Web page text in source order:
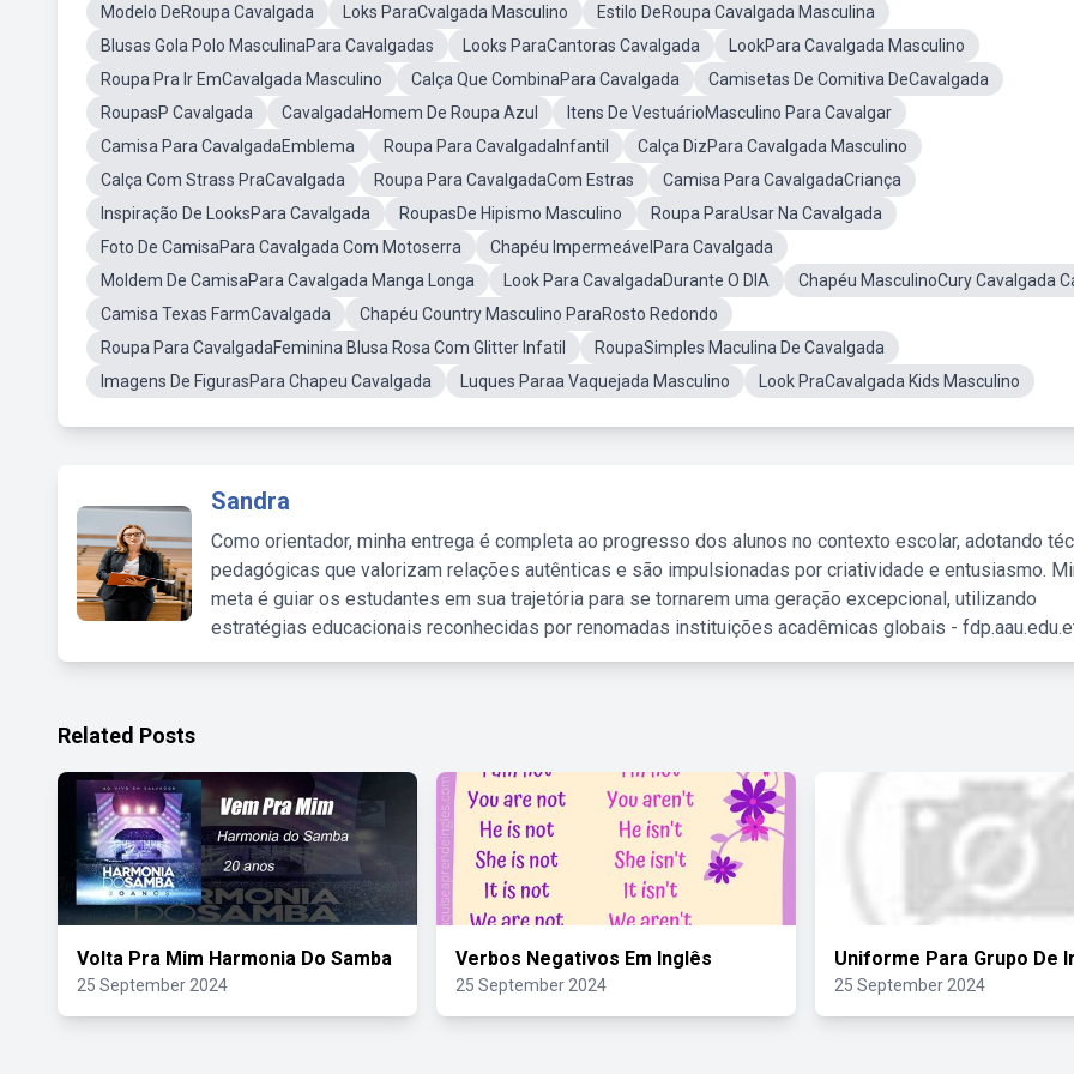
Modelo DeRoupa Cavalgada Loks ParaCvalgada Masculino
Estilo DeRoupa Cavalgada Masculina
Blusas Gola Polo MasculinaPara Cavalgadas
Looks ParaCantoras Cavalgada
LookPara Cavalgada Masculino
Roupa Pra Ir EmCavalgada Masculino
Calça Que CombinaPara Cavalgada
Camisetas De Comitiva DeCavalgada
RoupasP Cavalgada
CavalgadaHomem De Roupa Azul
Itens De VestuárioMasculino Para Cavalgar
Camisa Para CavalgadaEmblema
Roupa Para CavalgadaInfantil
Calça DizPara Cavalgada Masculino
Calça Com Strass PraCavalgada
Roupa Para CavalgadaCom Estras
Camisa Para CavalgadaCriança
Inspiração De LooksPara Cavalgada
RoupasDe Hipismo Masculino
Roupa ParaUsar Na Cavalgada
Foto De CamisaPara Cavalgada Com Motoserra
Chapéu ImpermeávelPara Cavalgada
Moldem De CamisaPara Cavalgada Manga Longa
Look Para CavalgadaDurante O DIA
Chapéu MasculinoCury Cavalgada
Camisa Texas FarmCavalgada
Chapéu Country Masculino ParaRosto Redondo
Roupa Para CavalgadaFeminina Blusa Rosa Com Glitter Infatil
RoupaSimples Maculina De Cavalgada
Imagens De FigurasPara Chapeu Cavalgada
Luques Paraa Vaquejada Masculino Look PraCavalgada Kids Masculino
Sandra
Como orientador, minha entrega é completa ao progresso dos alunos no contexto escolar, adotando
pedagógicas que valorizam relações autênticas e são impulsionadas por criatividade e entusiasmo.
meta é guiar os estudantes em sua trajetória para se tornarem uma geração excepcional, utilizando
estratégias educacionais reconhecidas por renomadas instituições acadêmicas globais -
Related Posts
Volta Pra Mim Harmonia Do Samba
25 September 2024
Verbos Negativos Em Inglês
25 September 2024
Uniforme Para Grupo De
25 September 2024